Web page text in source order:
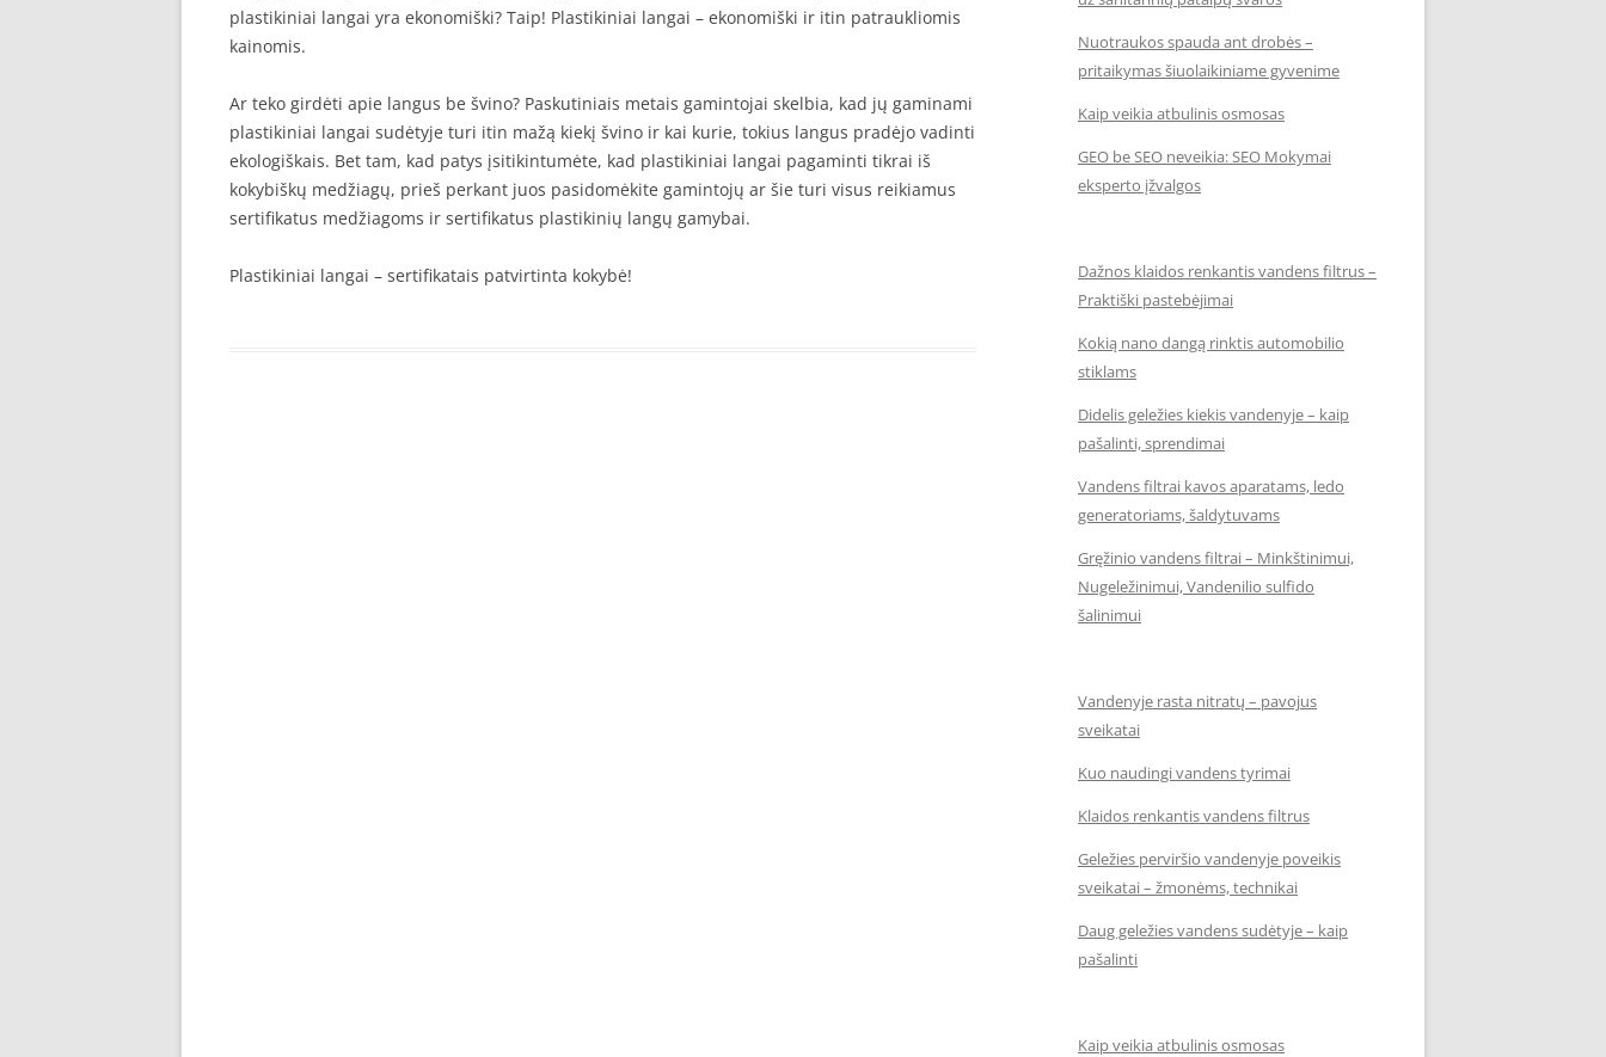
plastikiniai langai yra ekonomiški? Taip! Plastikiniai langai – ekonomiški ir itin patraukliomis
kainomis.
Ar teko girdėti apie langus be švino? Paskutiniais metais gamintojai skelbia, kad jų gaminami
plastikiniai langai sudėtyje turi itin mažą kiekį švino ir kai kurie, tokius langus pradėjo vadinti
ekologiškais. Bet tam, kad patys įsitikintumėte, kad plastikiniai langai pagaminti tikrai iš
kokybiškų medžiagų, prieš perkant juos pasidomėkite gamintojų ar šie turi visus reikiamus
sertifikatus medžiagoms ir sertifikatus plastikinių langų gamybai.
Plastikiniai langai – sertifikatais patvirtinta kokybė!
Nuotraukos spauda ant drobės –
pritaikymas šiuolaikiniame gyvenime
Kaip veikia atbulinis osmosas
GEO be SEO neveikia: SEO Mokymai
eksperto įžvalgos
Dažnos klaidos renkantis vandens filtrus –
Praktiški pastebėjimai
Kokią nano dangą rinktis automobilio
stiklams
Didelis geležies kiekis vandenyje – kaip
pašalinti, sprendimai
Vandens filtrai kavos aparatams, ledo
generatoriams, šaldytuvams
Gręžinio vandens filtrai – Minkštinimui,
Nugeležinimui, Vandenilio sulfido
šalinimui
Vandenyje rasta nitratų – pavojus
sveikatai
Kuo naudingi vandens tyrimai
Klaidos renkantis vandens filtrus
Geležies perviršio vandenyje poveikis
sveikatai – žmonėms, technikai
Daug geležies vandens sudėtyje – kaip
pašalinti
Kaip veikia atbulinis osmosas